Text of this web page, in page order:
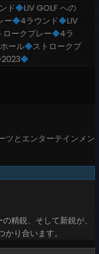
ド◆LIV GOLF への
◆4ラウンド◆LIV
ークプレー◆4ラ
ール◆ストロークプ
◆
ツとエンターテインメン
精鋭、そして新鋭が、
り合います。